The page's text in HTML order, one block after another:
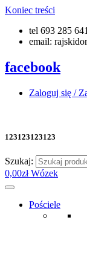
Koniec treści
tel 693 285 641
email:
facebook
Zaloguj się /
123123123123
Szukaj:
0,00zł Wózek
Pościele